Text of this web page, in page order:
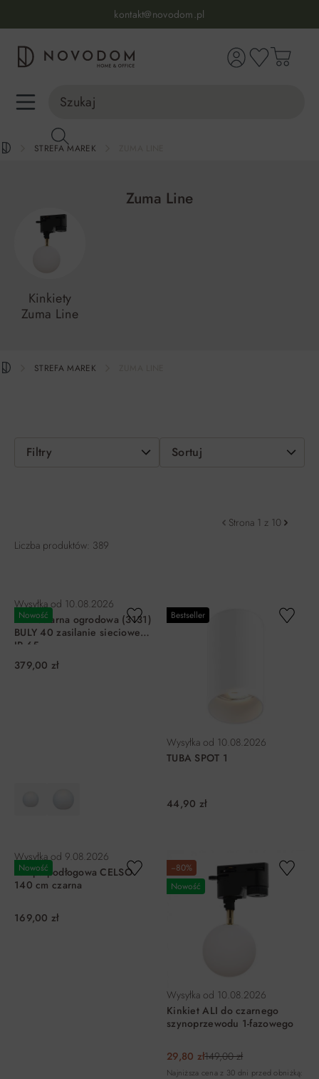
kontakt@novodom.pl
Dostawa z wniesieniem
30 dni na zwrot lub wymianę
98% zadowolonych klientów
STREFA MAREK
Zuma Line
Kinkiety
Zuma Line
STREFA MAREK
Filtry Sortuj
Liczba produktów: 389
Strona 1 z 10
Nowość
Wysyłka od 10.08.2026
Kula solarna ogrodowa (3131)
BULY 40 zasilanie sieciowe
IP 65
379,00 zł
Bestseller
Wysyłka od 10.08.2026
TUBA SPOT 1
44,90 zł
Nowość
Wysyłka od 9.08.2026
Lampa podłogowa CELSO
140 cm czarna
169,00 zł
−80%
Nowość
Wysyłka od 10.08.2026
Kinkiet ALI do czarnego
szynoprzewodu 1-fazowego
29,80 zł149,00 zł
Najniższa cena z 30 dni przed obniżką: